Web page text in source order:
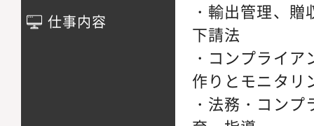
仕事内容
・輸出管理、
下請法
・コンプライ
作りとモニタリ
・法務・コン